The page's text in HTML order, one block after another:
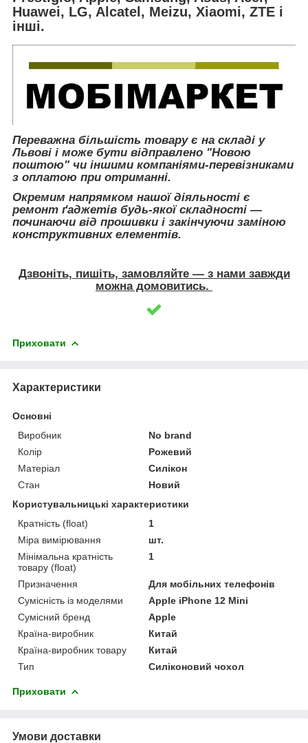
Huawei, LG, Alcatel, Meizu, Xiaomi, ZTE і
інші.
Переважна більшість товару є на складі у
Львові і може бути відправлено "Новою
поштою" чи іншими компаніями-перевізниками
з оплатою при отриманні.
Окремим напрямком нашої діяльності є
ремонт ґаджетів будь-якої складності ―
починаючи від прошивки і закінчуючи заміною
конструктивних елементів.
Дзвоніть, пишіть, замовляйте ― з нами завжди
можна домовитись.
Приховати
Характеристики
Основні
Виробник
No brand
Колір
Рожевий
Матеріал
Силікон
Стан
Новий
Користувальницькі характеристики
Кратність (float)
1
Міра вимірювання
шт.
Мінімальна кратність
товару (float)
1
Призначення
Для мобільних телефонів
Сумісність із моделями
Apple iPhone 12 Mini
Сумісний бренд
Apple
Країна-виробник
Китай
Країна-виробник товару
Китай
Тип
Силіконовий чохол
Приховати
Умови доставки